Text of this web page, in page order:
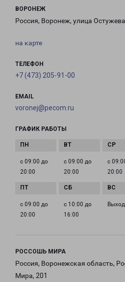
ВОРОНЕЖ
Россия, Воронеж, улица
на карте
ТЕЛЕФОН
+7 (473) 205-91-00
EMAIL
voronej@pecom.ru
ГРАФИК РАБОТЫ
с 09:00 до
20:00
с 09:00 до
20:00
с
20:00
с 09:00 до
20:00
с 10:00 до
16:00
РОССОШЬ МИРА
Россия, Воронежская область,
Мира, 201